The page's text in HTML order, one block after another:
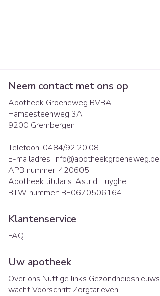
Neem contact met ons op
Apotheek Groeneweg BVBA
Hamsesteenweg 3A
9200 Grembergen
Telefoon: 0484/92.20.08
E-mailadres: info@apotheekgroeneweg.be
APB nummer: 420605
Apotheek titularis: Astrid Huyghe
BTW nummer: BE0670506164
Klantenservice
FAQ
Uw apotheek
Over ons Nuttige links Gezondheidsnieuws
wachtVoorschrift Zorgtarieven